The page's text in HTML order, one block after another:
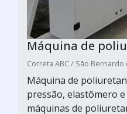
Máquina de
Correta ABC / São Bernardo
Máquina de
pressão, elastômero
máquinas de